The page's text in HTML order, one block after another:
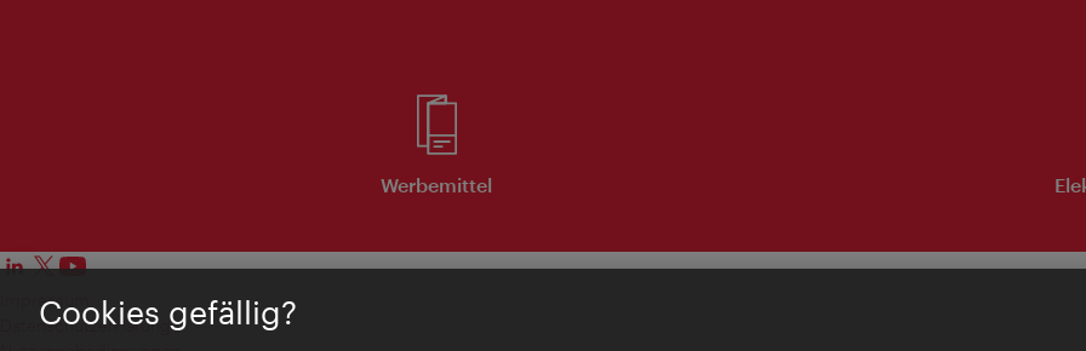
Werbemittel
Impressum
Datenschutzerklärung
Cookies gefällig?